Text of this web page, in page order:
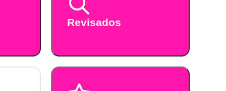
Revisados